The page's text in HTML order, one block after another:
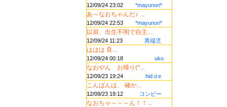
12/09/24 23:02 *mayunori*
あ～なおちゃんだ♪ ...
12/09/24 22:53 *mayunori*
以前、出生不明で自主...
12/09/24 11:23 異端児
ははは 良...
12/09/24 00:18 uko
なおやん お帰り(^...
12/09/23 19:24 hidｄe
こんばんは、 確か...
12/09/23 19:12 コンビー
なおちゃ～～～ん！！...